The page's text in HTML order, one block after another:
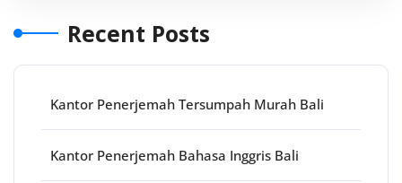
Recent Posts
Kantor Penerjemah Tersumpah Murah Bali
Kantor Penerjemah Bahasa Inggris Bali